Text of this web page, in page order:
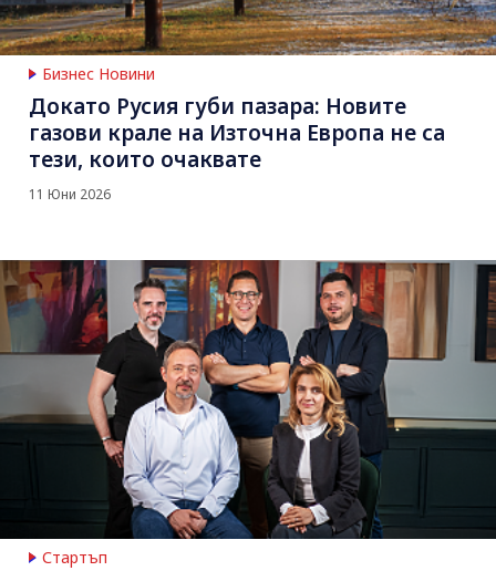
Бизнес Новини
Докато Русия губи пазара: Новите
газови крале на Източна Европа не са
тези, които очаквате
11 Юни 2026
Стартъп